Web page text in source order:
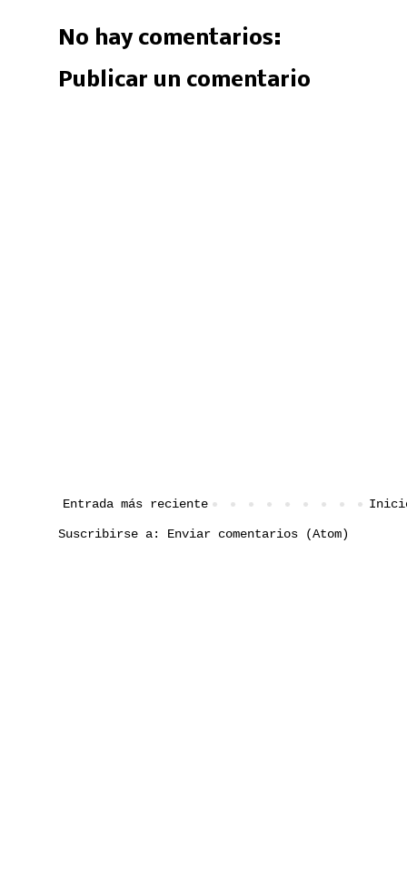
No hay comentarios:
Publicar un comentario
Entrada más reciente
Suscribirse a: Enviar comentarios (Atom)